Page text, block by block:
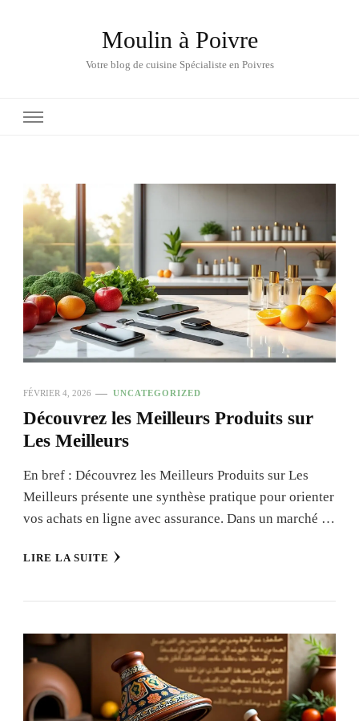
Moulin à Poivre
Votre blog de cuisine Spécialiste en Poivres
FÉVRIER 4, 2026 UNCATEGORIZED
Découvrez les Meilleurs Produits sur
Les Meilleurs
En bref : Découvrez les Meilleurs Produits sur Les
Meilleurs présente une synthèse pratique pour orienter
vos achats en ligne avec assurance. Dans un marché …
LIRE LA SUITE